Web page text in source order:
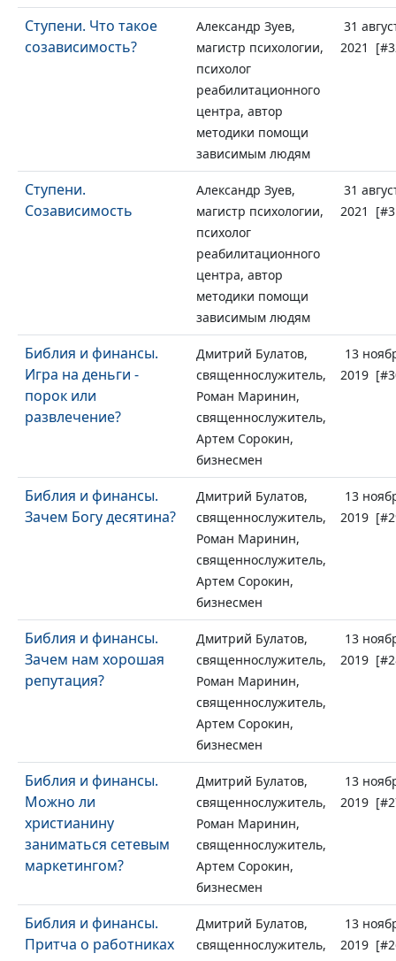
Ступени. Что такое
созависимость?
Александр Зуев,
магистр психологии,
психолог
реабилитационного
центра, автор
методики помощи
зависимым людям
31
2021
Ступени.
Созависимость
Александр Зуев,
магистр психологии,
психолог
реабилитационного
центра, автор
методики помощи
зависимым людям
31
2021
Библия и финансы.
Игра на деньги -
порок или
развлечение?
Дмитрий Булатов,
священнослужитель,
Роман Маринин,
священнослужитель,
Артем Сорокин,
бизнесмен
13
2019
Библия и финансы.
Зачем Богу десятина?
Дмитрий Булатов,
священнослужитель,
Роман Маринин,
священнослужитель,
Артем Сорокин,
бизнесмен
13
2019
Библия и финансы.
Зачем нам хорошая
репутация?
Дмитрий Булатов,
священнослужитель,
Роман Маринин,
священнослужитель,
Артем Сорокин,
бизнесмен
13
2019
Библия и финансы.
Можно ли
христианину
заниматься сетевым
маркетингом?
Дмитрий Булатов,
священнослужитель,
Роман Маринин,
священнослужитель,
Артем Сорокин,
бизнесмен
13
2019
Библия и финансы.
Притча о работниках
Дмитрий Булатов,
священнослужитель,
13
2019